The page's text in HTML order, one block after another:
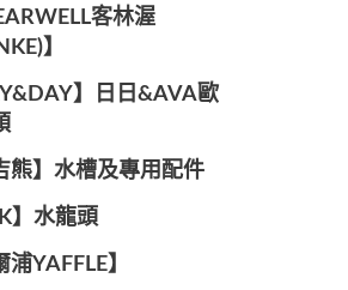
客林渥
】️
】️日日&AVA歐
熊】水槽及專用配件
】水龍頭️
浦YAFFLE】